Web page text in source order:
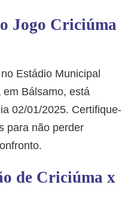
Jogo Criciúma
Estádio Municipal
Bálsamo, está
02/01/2025. Certifique-
para não perder
de Criciúma x